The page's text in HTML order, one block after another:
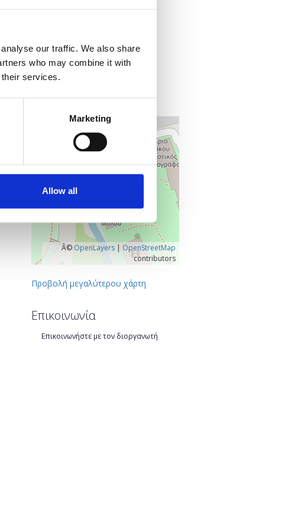
our traffic. We also share
who may combine it with
their services.
Marketing
Allow all
Πού;
Μύλος Ματσόπουλου
Τρίκαλα, Ελλάδα
Â©OpenLayers| OpenStreetMap
contributors
Προβολή μεγαλύτερου χάρτη
Επικοινωνία
Επικοινωνήστε με τον διοργανωτή